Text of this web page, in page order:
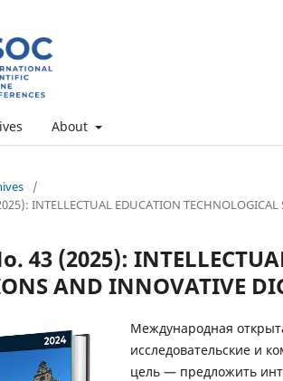
About
/
INTELLECTUAL EDUCATION
43 (2025):
AND INNOVATIVE
Международная
исследовательские и
цель — предложить